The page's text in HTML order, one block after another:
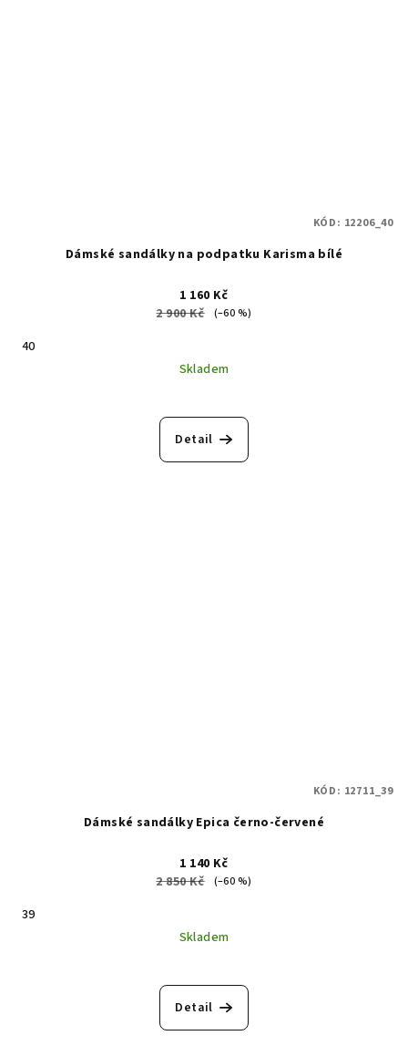
Dámské sandálky na podpatku Karisma bílé
1 160 Kč
2 900 Kč
(–60 %)
40
Skladem
Detail
KÓD: 12206_40
Dámské sandálky Epica černo-červené
1 140 Kč
2 850 Kč
(–60 %)
39
Skladem
Detail
KÓD: 12711_39